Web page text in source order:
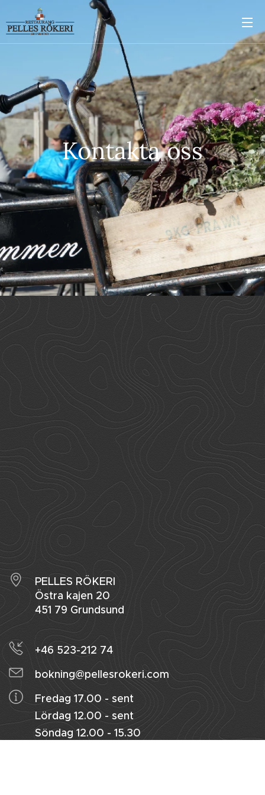
Kontakta oss
PELLES RÖKERI
Östra kajen 20
451 79 Grundsund
+46 523-212 74
bokning@pellesrokeri.com
Fredag 17.00 - sent
Lördag 12.00 - sent
Söndag 12.00 - 15.30